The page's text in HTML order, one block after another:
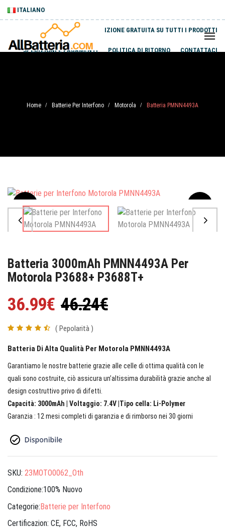
ITALIANO
SPEDIZIONE GRATUITA SU TUTTI I PRODOTTI
SPEDIZIONI E PAGAMENTI POLITICA DI RITORNO CONTATTACI
Home / Batterie Per Interfono / Motorola / Batteria PMNN4493A
Sale
Batteria 3000mAh PMNN4493A Per
Motorola P3688+ P3688T+
36.99€ 46.24€
( Pepolarità )
Batteria Di Alta Qualità Per Motorola PMNN4493A
Garantiamo le nostre batterie grazie alle celle di ottima qualità con le
quali sono costruite, ciò assicura un’altissima durabilità grazie anche al
design costruttivo privo di difetti.
Capacità: 3000mAh | Voltaggio: 7.4V |Tipo cella: Li-Polymer
Garanzia : 12 mesi completi di garanzia e di rimborso nei 30 giorni
SKU: 23MOTO0062_Oth
Condizione:100% Nuovo
Categorie:Batterie per Interfono
Certificazion: CE, FCC, RoHS